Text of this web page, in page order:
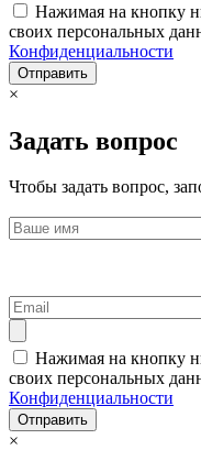
Нажимая на кнопку
своих персональных
Конфиденциальности
Отправить
×
Задать вопрос
Чтобы задать вопрос,
Нажимая на кнопку
своих персональных
Конфиденциальности
Отправить
×